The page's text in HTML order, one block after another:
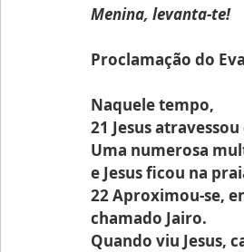
Menina, levanta-te!
Proclamação do
Naquele tempo,
21 Jesus
Uma numerosa
e Jesus ficou na
22 Aproximou-se,
chamado Jairo.
Quando viu Jesus,